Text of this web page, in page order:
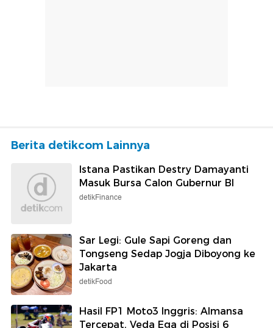
Berita detikcom Lainnya
Istana Pastikan Destry Damayanti
Masuk Bursa Calon Gubernur BI
detikFinance
Sar Legi: Gule Sapi Goreng dan
Tongseng Sedap Jogja Diboyong ke
Jakarta
detikFood
Hasil FP1 Moto3 Inggris: Almansa
Tercepat, Veda Ega di Posisi 6